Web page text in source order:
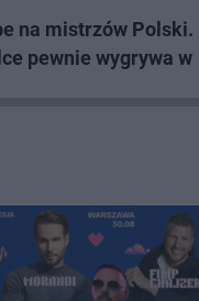
na mistrzów Polski.
pewnie wygrywa w